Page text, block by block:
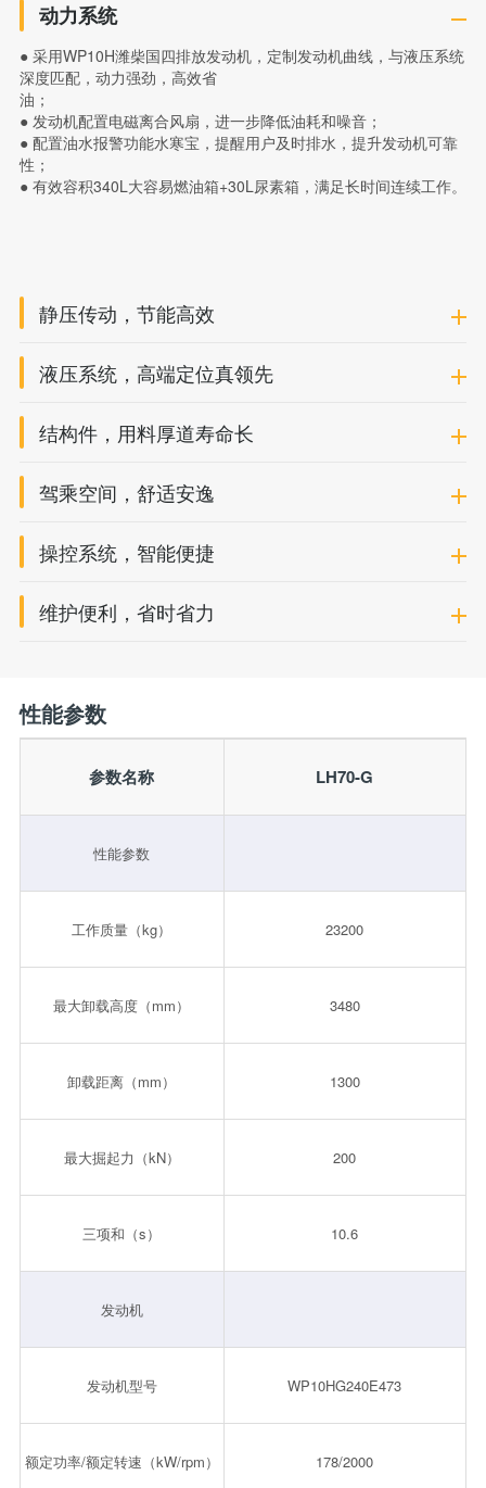
动力系统
● 采用WP10H潍柴国四排放发动机，定制发动机曲线，与液压系统
深度匹配，动力强劲，高效省
油；
● 发动机配置电磁离合风扇，进一步降低油耗和噪音；
● 配置油水报警功能水寒宝，提醒用户及时排水，提升发动机可靠
性；
● 有效容积340L大容易燃油箱+30L尿素箱，满足长时间连续工作。
静压传动，节能高效
液压系统，高端定位真领先
结构件，用料厚道寿命长
驾乘空间，舒适安逸
操控系统，智能便捷
维护便利，省时省力
性能参数
参数名称 LH70-G
性能参数
工作质量（kg） 23200
最大卸载高度（mm） 3480
卸载距离（mm） 1300
最大掘起力（kN） 200
三项和（s） 10.6
发动机
发动机型号 WP10HG240E473
额定功率/额定转速（kW/rpm） 178/2000